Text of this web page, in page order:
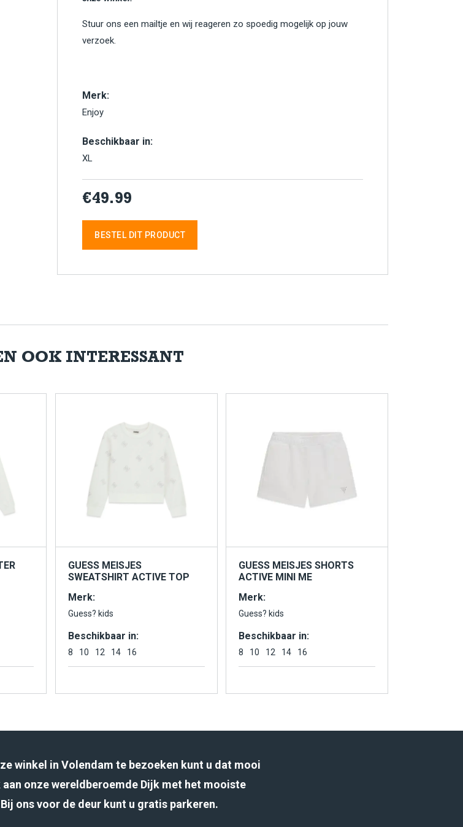
Stuur ons een mailtje en wij reageren zo spoedig mogelijk op jouw
verzoek.
Merk:
Enjoy
Beschikbaar in:
XL
€49.99
BESTEL DIT PRODUCT
OOK INTERESSANT
GUESS MEISJES
SWEATSHIRT ACTIVE TOP
Merk:
Guess? kids
Beschikbaar in:
8 10 12 14 16
GUESS MEISJES SHORTS
ACTIVE MINI ME
Merk:
Guess? kids
Beschikbaar in:
8 10 12 14 16
winkel in Volendam te bezoeken kunt u dat mooi
onze wereldberoemde Dijk met het mooiste
ons voor de deur kunt u gratis parkeren.